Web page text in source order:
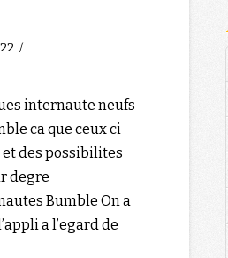
internaute neufs
ca que ceux ci
et des possibilites
degre
Bumble On a
a l’egard de